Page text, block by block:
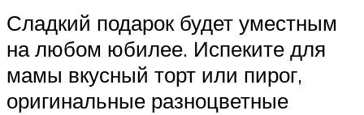
Сладкий подарок будет уместным
на любом юбилее. Испеките для
мамы вкусный торт или пирог,
оригинальные разноцветные